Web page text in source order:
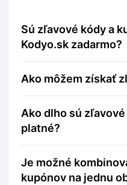
Sú zľavové kódy a kupóny dostupné na
Kodyo.sk zadarmo?
Ako môžem získať
Ako dlho sú zľavové kódy a kupóny
platné?
Je možné kombinovať viac zľavových
kupónov na jednu